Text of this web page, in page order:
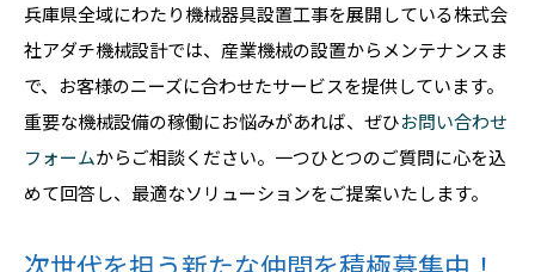
兵庫県全域にわたり機械器具設置工事を展開している株式会
社アダチ機械設計では、産業機械の設置からメンテナンスま
で、お客様のニーズに合わせたサービスを提供しています。
重要な機械設備の稼働にお悩みがあれば、ぜひお問い合わせ
フォームからご相談ください。一つひとつのご質問に心を込
めて回答し、最適なソリューションをご提案いたします。